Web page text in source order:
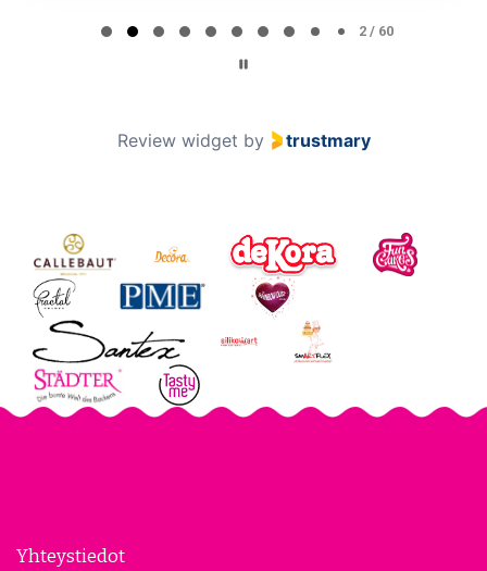
2 / 60
Review widget by trustmary
Yhteystiedot